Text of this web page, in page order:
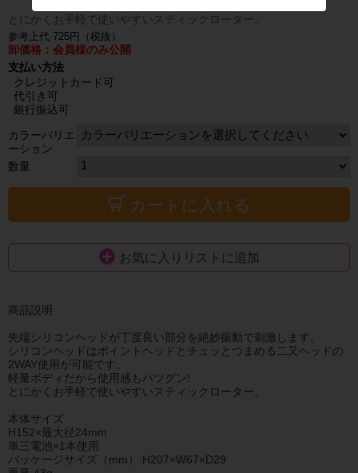
とにかくお手軽で使いやすいスティックローター。
参考上代 725円（税抜）
卸価格：会員様のみ公開
支払い方法
クレジットカード可
代引き可
銀行振込可
カラーバリエ
ーション
数量
カートに入れる
お気に入りリストに追加
商品説明
先端シリコンヘッドが丁度良い部分を絶妙振動で刺激します。
シリコンヘッドはポイントヘッドとチュッとつまめる二又ヘッドの
2WAY使用が可能です。
軽量ボディだから使用感もバツグン!
とにかくお手軽で使いやすいスティックローター。
本体サイズ
H152×最大径24mm
単三電池×1本使用
パッケージサイズ（mm）:H207×W67×D29